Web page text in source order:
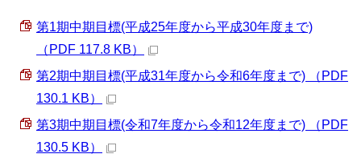
第1期中期目標(平成25年度から平成30年度まで)
（PDF 117.8 KB）
第2期中期目標(平成31年度から令和6年度まで) （PDF
130.1 KB）
第3期中期目標(令和7年度から令和12年度まで) （PDF
130.5 KB）